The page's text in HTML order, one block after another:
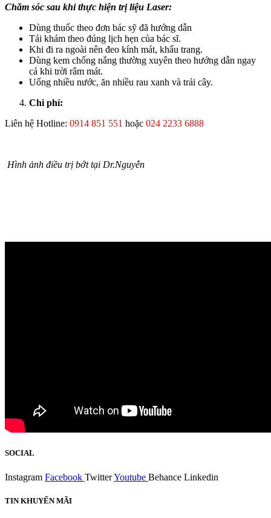
Chăm sóc sau khi thực hiện trị liệu Laser:
Dùng thuốc theo đơn bác sỹ đã hướng dẫn
Tái khám theo đúng lịch hẹn của bác sĩ.
Khi đi ra ngoài nên đeo kính mát, khẩu trang.
Dùng kem chống nắng thường xuyên theo hướng dẫn ngay
cả khi trời râm mát.
Uống nhiều nước, ăn nhiều rau xanh và trái cây.
Chi phí:
Liên hệ Hotline: 0914 851 551 hoặc 024 2233 6888
Hình ảnh điều trị bớt tại Dr.Nguyễn
SOCIAL
Instagram Facebook TwitterYoutube Behance Linkedin
TIN KHUYẾN MÃI